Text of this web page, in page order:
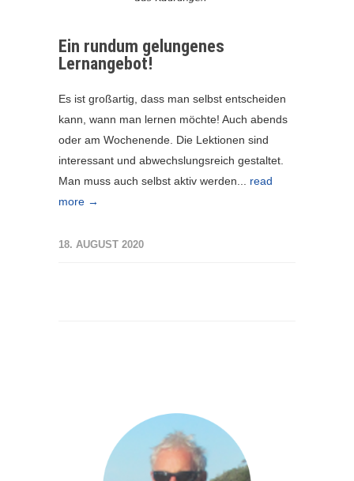
Ein rundum gelungenes
Lernangebot!
Es ist großartig, dass man selbst entscheiden
kann, wann man lernen möchte! Auch abends
oder am Wochenende. Die Lektionen sind
interessant und abwechslungsreich gestaltet.
Man muss auch selbst aktiv werden... read
more →
18. AUGUST 2020